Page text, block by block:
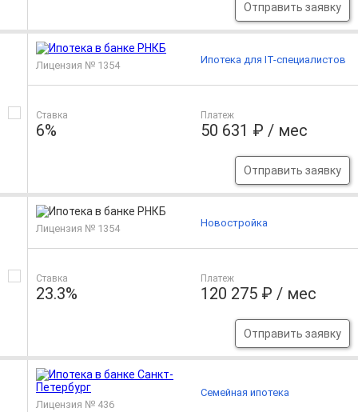
Отправить заявку
Лицензия № 1354
Ставка
6%
Платеж
50 631 ₽ / мес
Отправить заявку
Ипотека для IT-специалистов
Лицензия № 1354
Ставка
23.3%
Платеж
120 275 ₽ / мес
Отправить заявку
Новостройка
Лицензия № 436
Семейная ипотека